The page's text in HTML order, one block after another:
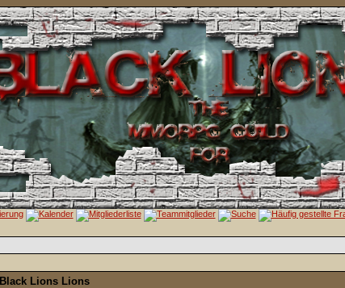
Black Lions Lions